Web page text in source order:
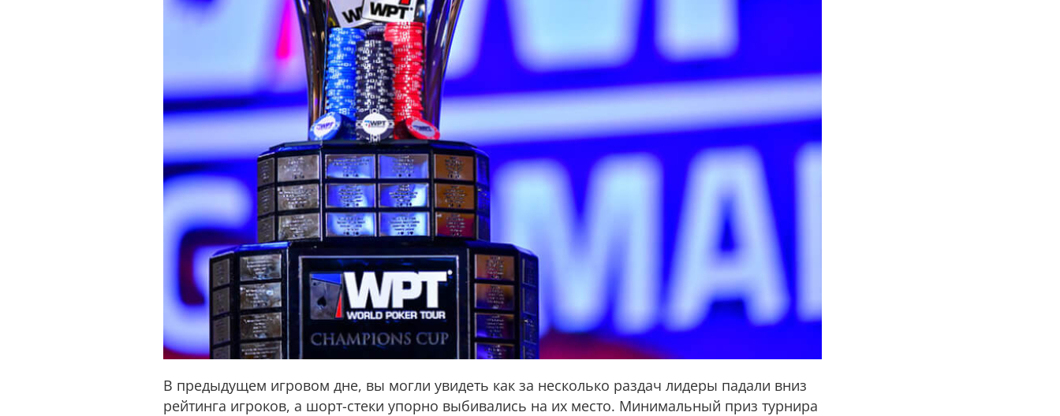
В предыдущем игровом дне, вы могли увидеть как за несколько раздач лидеры падали вниз
рейтинга игроков, а шорт-стеки упорно выбивались на их место. Минимальный приз турнира